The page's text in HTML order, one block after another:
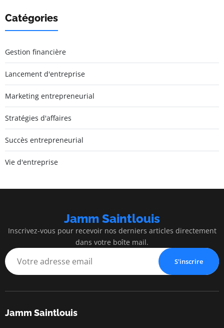
Catégories
Gestion financière
Lancement d'entreprise
Marketing entrepreneurial
Stratégies d'affaires
Succès entrepreneurial
Vie d'entreprise
Jamm Saintlouis
Inscrivez-vous pour recevoir nos derniers articles directement
dans votre boîte mail.
S'inscrire
Jamm Saintlouis